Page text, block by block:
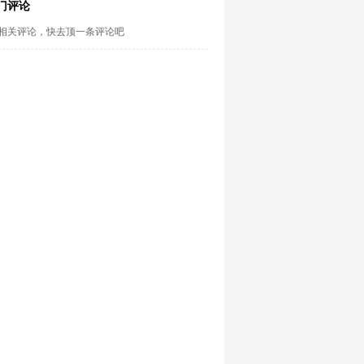
评论
关评论，快去顶一条评论吧